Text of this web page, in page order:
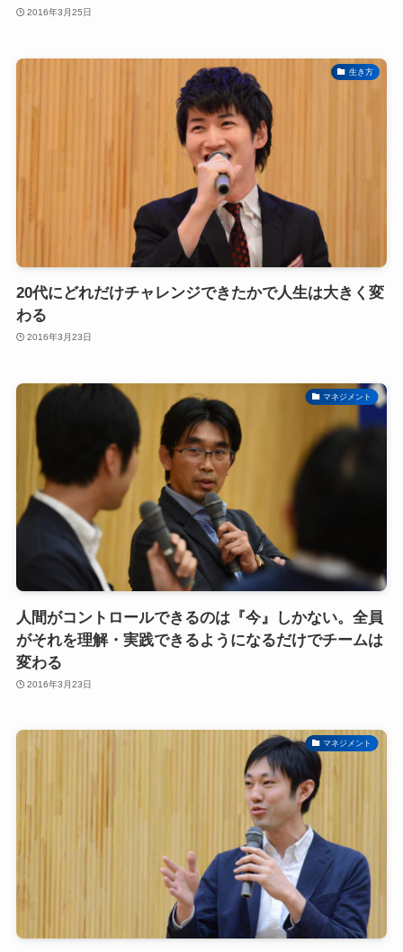
2016年3月25日
生き方
20代にどれだけチャレンジできたかで人生は大きく変
わる
2016年3月23日
マネジメント
人間がコントロールできるのは『今』しかない。全員
がそれを理解・実践できるようになるだけでチームは
変わる
2016年3月23日
マネジメント